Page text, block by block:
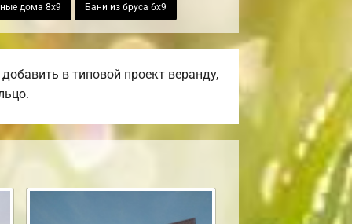
дома 8х9 Бани из бруса 6х9
в типовой проект веранду,